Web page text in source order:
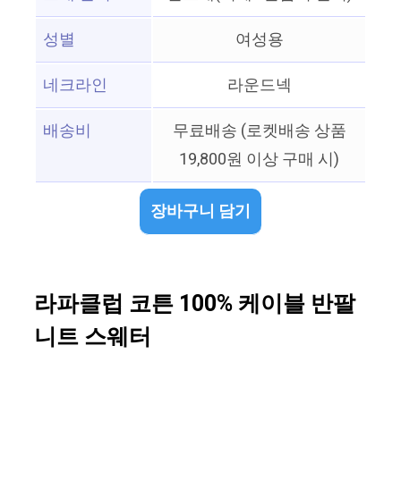
성별
여성용
네크라인
라운드넥
배송비
무료배송 (로켓배송 상품
19,800원 이상 구매 시)
장바구니 담기
라파클럽 코튼 100% 케이블 반팔
니트 스웨터